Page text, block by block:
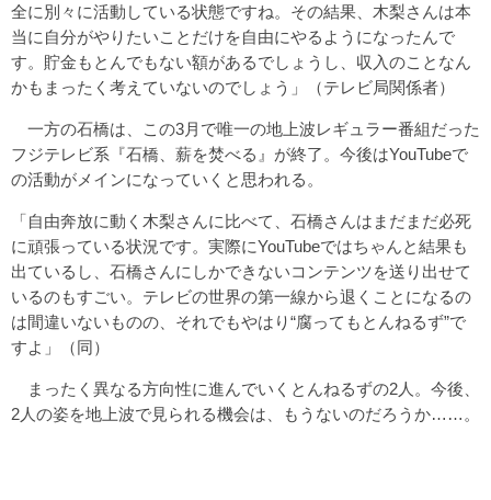
全に別々に活動している状態ですね。その結果、木梨さんは本
当に自分がやりたいことだけを自由にやるようになったんで
す。貯金もとんでもない額があるでしょうし、収入のことなん
かもまったく考えていないのでしょう」（テレビ局関係者）
一方の石橋は、この3月で唯一の地上波レギュラー番組だった
フジテレビ系『石橋、薪を焚べる』が終了。今後はYouTubeで
の活動がメインになっていくと思われる。
「自由奔放に動く木梨さんに比べて、石橋さんはまだまだ必死
に頑張っている状況です。実際にYouTubeではちゃんと結果も
出ているし、石橋さんにしかできないコンテンツを送り出せて
いるのもすごい。テレビの世界の第一線から退くことになるの
は間違いないものの、それでもやはり“腐ってもとんねるず”で
すよ」（同）
まったく異なる方向性に進んでいくとんねるずの2人。今後、
2人の姿を地上波で見られる機会は、もうないのだろうか……。